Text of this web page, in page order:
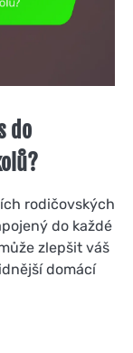
do
rodičovských
do každé
zlepšit váš
domácí